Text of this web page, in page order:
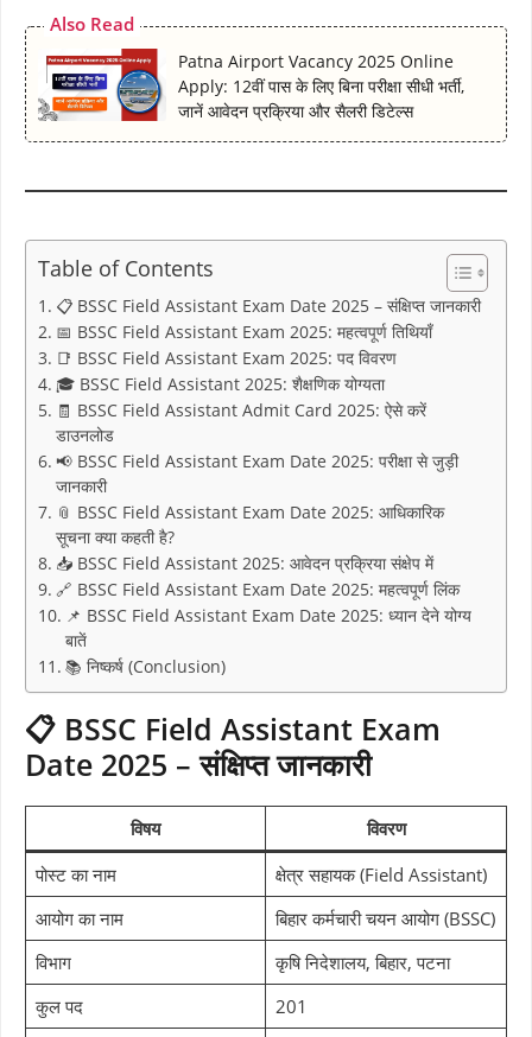
Also Read
Patna Airport Vacancy 2025 Online
Apply: 12वीं पास के लिए बिना परीक्षा सीधी भर्ती,
जानें आवेदन प्रक्रिया और सैलरी डिटेल्स
Table of Contents
📋 BSSC Field Assistant Exam Date 2025 – संक्षिप्त जानकारी
📅 BSSC Field Assistant Exam 2025: महत्वपूर्ण तिथियाँ
📑 BSSC Field Assistant Exam 2025: पद विवरण
🎓 BSSC Field Assistant 2025: शैक्षणिक योग्यता
🧾 BSSC Field Assistant Admit Card 2025: ऐसे करें
डाउनलोड
📢 BSSC Field Assistant Exam Date 2025: परीक्षा से जुड़ी
जानकारी
📎 BSSC Field Assistant Exam Date 2025: आधिकारिक
सूचना क्या कहती है?
📥 BSSC Field Assistant 2025: आवेदन प्रक्रिया संक्षेप में
🔗 BSSC Field Assistant Exam Date 2025: महत्वपूर्ण लिंक
📌 BSSC Field Assistant Exam Date 2025: ध्यान देने योग्य
बातें
📚 निष्कर्ष (Conclusion)
📋 BSSC Field Assistant Exam
Date 2025 – संक्षिप्त जानकारी
विषय
विवरण
पोस्ट का नाम
क्षेत्र सहायक (Field Assistant)
आयोग का नाम
बिहार कर्मचारी चयन आयोग (BSSC)
विभाग
कृषि निदेशालय, बिहार, पटना
कुल पद
201